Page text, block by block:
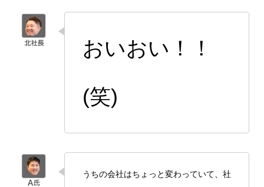
おいおい！！
(笑)
うちの会社はちょっと変わっていて、社